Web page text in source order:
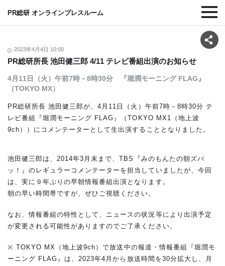
PR総研 オンラインプレスルーム
2023年4月4日 10:00
PR総研所長 池田健三郎 4/11 テレビ番組出演のお知らせ
4月11日（火）午前7時－8時30分 『堀潤モーニング FLAG』
（TOKYO MX）
PR総研所長 池田健三郎が、4月11日（火）午前7時－8時30分 テ
レビ番組『堀潤モーニング FLAG』（TOKYO MX1（地上波
9ch））にコメンテーターとして生出演することとなりました。
池田健三郎は、2014年3月末まで、TBS『みのもんたの朝ズバ
ッ！』のレギュラーコメンテーターを担当していましたが、今回
は、実に９年ぶりの早朝情報番組出演となります。
朝の早い時間帯ですが、ぜひご視聴ください。
なお、情報番組の特性として、ニュースの状況等により出演予定
が変更される可能性がありますのでご了承ください。
※ TOKYO MX（地上波9ch）で放送中の報道・情報番組『堀潤モ
ーニング FLAG』は、2023年4月から放送時間を30分拡大し、月